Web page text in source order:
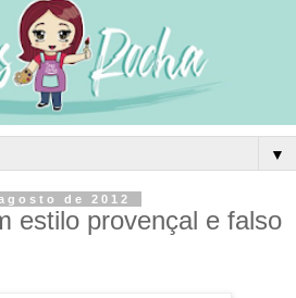
▼
de 2012
estilo provençal e falso